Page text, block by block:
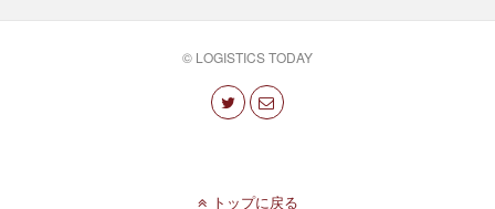
© LOGISTICS TODAY
トップに戻る